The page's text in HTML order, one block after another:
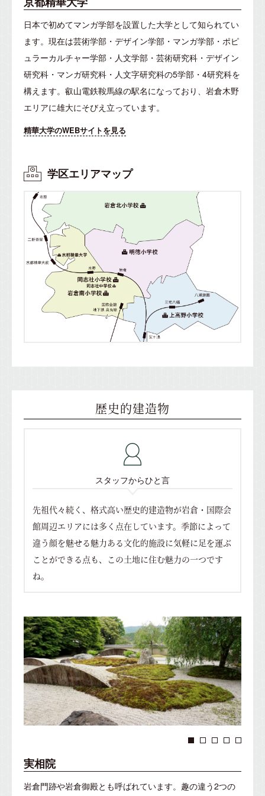
日本で初めてマンガ学部を設置した大学として知られてい
ます。現在は芸術学部・デザイン学部・マンガ学部・ポピ
ュラーカルチャー学部・人文学部・芸術研究科・デザイン
研究科・マンガ研究科・人文字研究科の5学部・4研究科を
構えます。 叡山電鉄鞍馬線の駅名になっており、岩倉木野
エリアに雄大にそびえ立っています。
精華大学のWEBサイトを見る
学区エリアマップ
歴史的建造物
スタッフからひと言
先祖代々続く、格式高い歴史的建造物が岩倉・国際会
館周辺エリアには多く点在しています。季節によって
違う顔を魅せる魅力ある文化的施設に気軽に足を運ぶ
ことができる点も、この土地に住む魅力の一つです
ね。
実相院
岩倉門跡や岩倉御殿とも呼ばれています。趣の違う2つの